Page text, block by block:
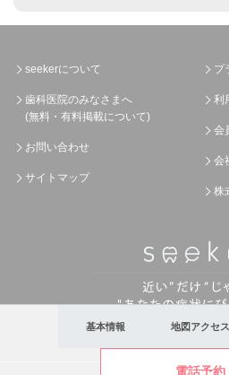
基本情報 地図アクセス
電話予約
seekerについて
歯科医院のみなさまへ
(無料・有料掲載について)
お問い合わせ
サイトマップ
プ
利
会
会
株